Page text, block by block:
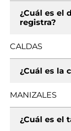
¿Cuál es el
registra?
CALDAS
¿Cuál es la
MANIZALES
¿Cuál es el